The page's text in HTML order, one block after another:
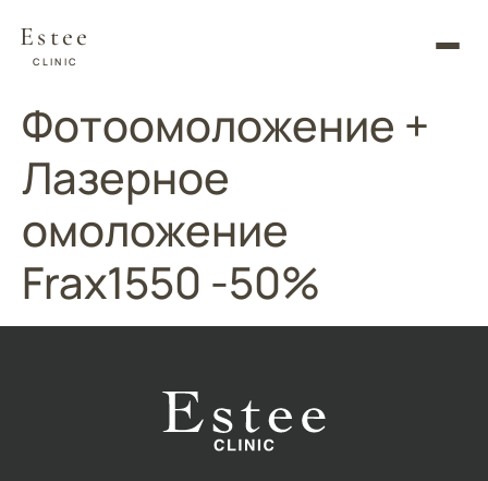
Estee
CLINIC
Фотоомоложение +
Лазерное
омоложение
Frax1550 -50%